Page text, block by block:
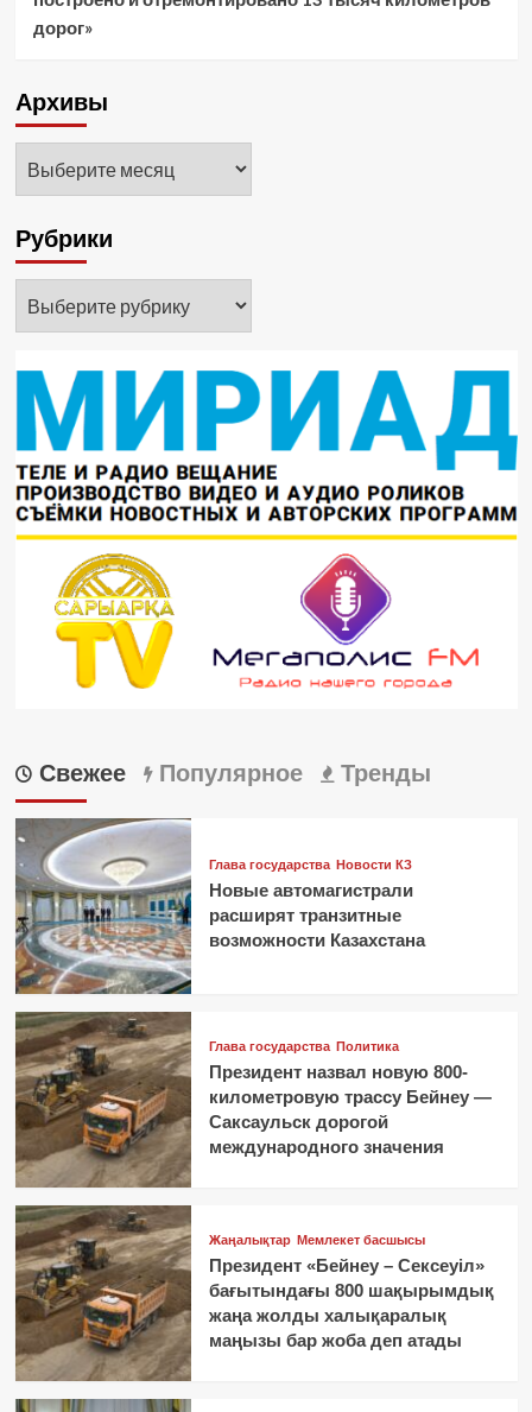
дорог»
Архивы
Рубрики
Свежее Популярное Тренды
Глава государства Новости КЗ
Новые автомагистрали
расширят транзитные
возможности Казахстана
Глава государства Политика
Президент назвал новую 800-
километровую трассу Бейнеу —
Саксаульск дорогой
международного значения
Жаңалықтар Мемлекет басшысы
Президент «Бейнеу – Сексеуіл»
бағытындағы 800 шақырымдық
жаңа жолды халықаралық
маңызы бар жоба деп атады